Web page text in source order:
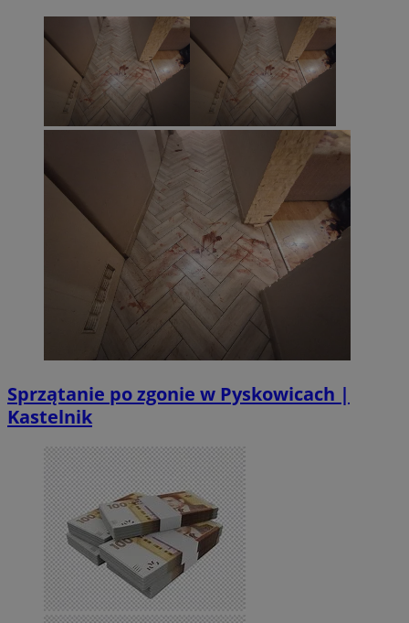
Sprzątanie po zgonie w Pyskowicach |
Kastelnik